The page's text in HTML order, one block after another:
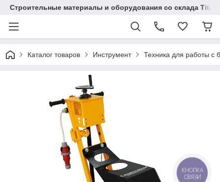
Строительные материалы и оборудования со склада
Каталог товаров Инструмент Техника для работы с
КНОПКА
СВЯЗИ